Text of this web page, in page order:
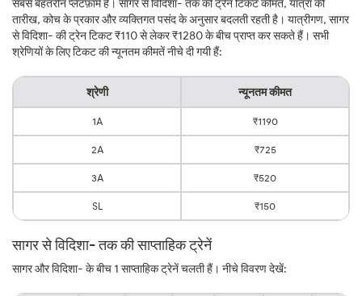
सबसे बेहतरीन प्लेटफ़ॉर्म है। सागर से विदिशा- तक की ट्रेन टिकट कीमत, यात्रा की
तारीख, कोच के प्रकार और व्यक्तिगत पसंद के अनुसार बदलती रहती है। यात्रीगण, सागर
से विदिशा- की ट्रेन टिकट ₹110 से लेकर ₹1280 के बीच प्राप्त कर सकते हैं। सभी
श्रेणियों के लिए टिकट की न्यूनतम कीमतें नीचे दी गयी हैं:
श्रेणी न्यूनतम कीमत
1A ₹1190
2A ₹725
3A ₹520
SL ₹150
सागर से विदिशा- तक की साप्ताहिक ट्रेनें
सागर और विदिशा- के बीच 1 साप्ताहिक ट्रेनें चलती हैं। नीचे विवरण देखें: